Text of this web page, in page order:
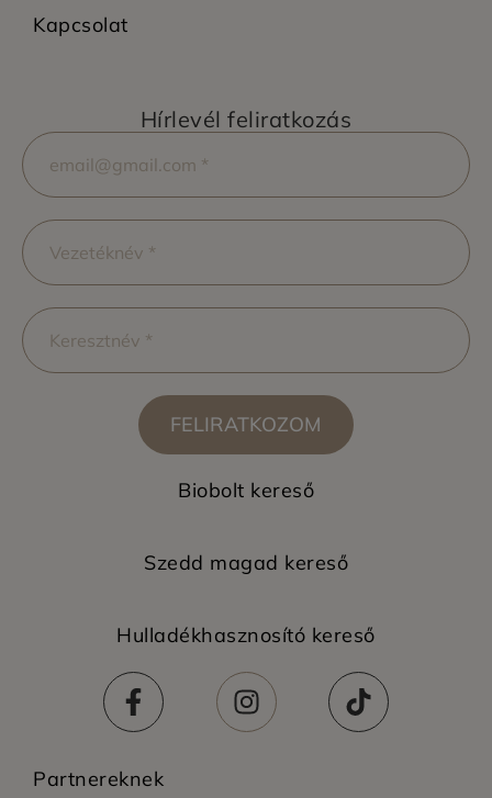
Kapcsolat
Hírlevél feliratkozás
FELIRATKOZOM
Biobolt kereső
Szedd magad kereső
Hulladékhasznosító kereső
Partnereknek